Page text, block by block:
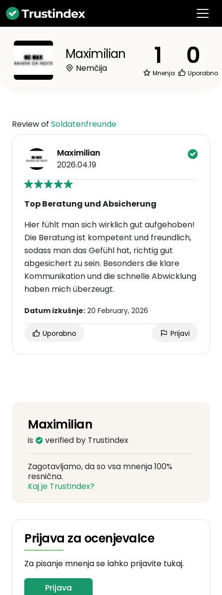
Maximilian
Nemčija 1
Mnenja
0
Uporabno
Review of Soldatenfreunde
Maximilian
2026.04.19
Top Beratung und Absicherung
Hier fühlt man sich wirklich gut aufgehoben!
Die Beratung ist kompetent und freundlich,
sodass man das Gefühl hat, richtig gut
abgesichert zu sein. Besonders die klare
Kommunikation und die schnelle Abwicklung
haben mich überzeugt.
Datum izkušnje: 20 February, 2026
Uporabno Prijavi
Maximilian
is verified by Trustindex
Zagotavljamo, da so vsa mnenja 100%
resnična.
Kaj je Trustindex?
Prijava za ocenjevalce
Za pisanje mnenja se lahko prijavite tukaj.
Prijava